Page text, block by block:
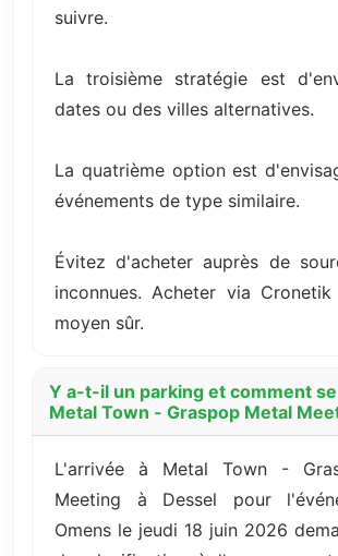
suivre.
La troisième stratégie est
dates ou des villes alternatives.
La quatrième option est
événements de type similaire.
Évitez d'acheter auprès de
inconnues. Acheter via
moyen sûr.
Y a-t-il un parking et comment
Metal Town - Graspop Metal
L'arrivée à Metal Town -
Meeting à Dessel pour
Omens le jeudi 18 juin 2026